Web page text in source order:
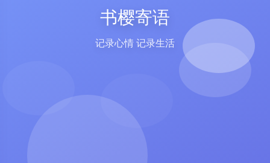
书樱寄语
记录心情 记录生活